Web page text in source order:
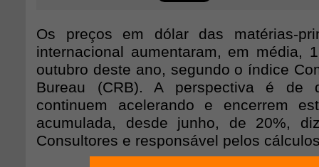
Os preços em dólar das matérias-
internacional aumentaram, em média,
outubro deste ano, segundo o índice
Bureau (CRB). A perspectiva é de
continuem acelerando e encerrem
acumulada, desde junho, de 20%,
Consultores e responsável pelos